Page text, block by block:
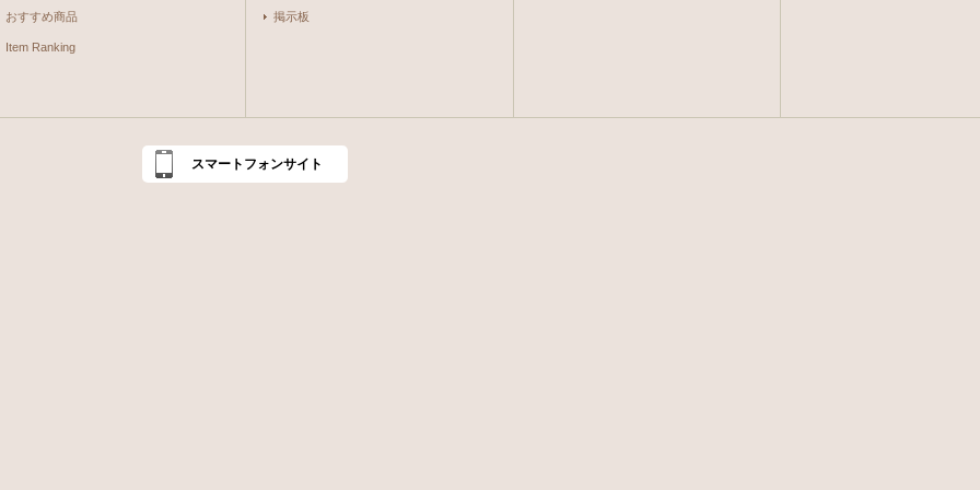
おすすめ商品
Item Ranking
掲示板
スマートフォンサイト